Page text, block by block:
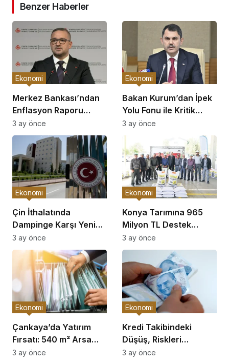
Benzer Haberler
Merkez Bankası’ndan
Enflasyon Raporu
Açıklaması
Ekonomi
3 ay önce
Bakan Kurum’dan İpek
Yolu Fonu ile Kritik
Görüşme
Ekonomi
3 ay önce
Çin İthalatında
Dampinge Karşı Yeni
Önlemler!
Ekonomi
3 ay önce
Konya Tarımına 965
Milyon TL Destek
Açıklaması
Ekonomi
3 ay önce
Çankaya’da Yatırım
Fırsatı: 540 m² Arsa
Satışı
Ekonomi
3 ay önce
Kredi Takibindeki
Düşüş, Riskleri
Artırıyor!
Ekonomi
3 ay önce